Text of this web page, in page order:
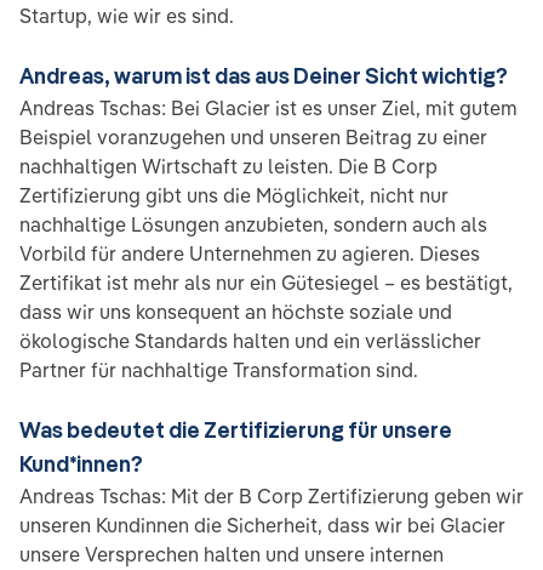
Startup, wie wir es sind.
Andreas, warum ist das aus Deiner Sicht wichtig?
Andreas Tschas: Bei Glacier ist es unser Ziel, mit gutem
Beispiel voranzugehen und unseren Beitrag zu einer
nachhaltigen Wirtschaft zu leisten. Die B Corp
Zertifizierung gibt uns die Möglichkeit, nicht nur
nachhaltige Lösungen anzubieten, sondern auch als
Vorbild für andere Unternehmen zu agieren. Dieses
Zertifikat ist mehr als nur ein Gütesiegel – es bestätigt,
dass wir uns konsequent an höchste soziale und
ökologische Standards halten und ein verlässlicher
Partner für nachhaltige Transformation sind.
Was bedeutet die Zertifizierung für unsere
Kund*innen?
Andreas Tschas: Mit der B Corp Zertifizierung geben wir
unseren Kundinnen die Sicherheit, dass wir bei Glacier
unsere Versprechen halten und unsere internen